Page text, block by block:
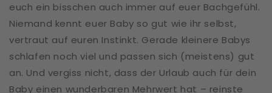
euch ein bisschen auch immer auf euer Bachgefühl.
Niemand kennt euer Baby so gut wie ihr selbst,
vertraut auf euren Instinkt. Gerade kleinere Babys
schlafen noch viel und passen sich (meistens) gut
an. Und vergiss nicht, dass der Urlaub auch für dein
Baby einen wunderbaren Mehrwert hat – reinste